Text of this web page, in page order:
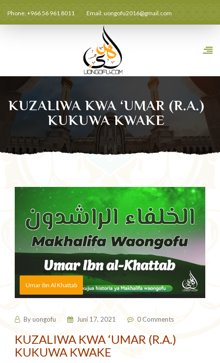
Phone: +966 56 961 8011 Email:uongofu2016@gmail.com
KUZALIWA KWA ‘UMAR (R.A.)
KUKUWA KWAKE
Umar ibn Al Khattab
Byuongofu Juni 17, 2021 0 Comments
KUZALIWA KWA ‘UMAR (R.A.)
KUKUWA KWAKE